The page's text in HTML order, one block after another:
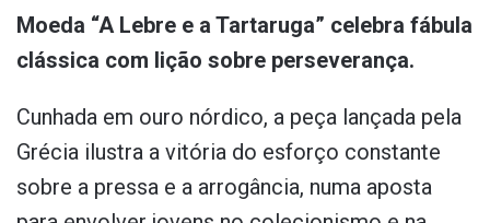
Moeda “A Lebre e a Tartaruga” celebra fábula
clássica com lição sobre perseverança.
Cunhada em ouro nórdico, a peça lançada pela
Grécia ilustra a vitória do esforço constante
sobre a pressa e a arrogância, numa aposta